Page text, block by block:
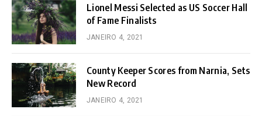
Lionel Messi Selected as US Soccer Hall
of Fame Finalists
JANEIRO 4, 2021
County Keeper Scores from Narnia, Sets
New Record
JANEIRO 4, 2021